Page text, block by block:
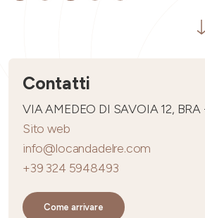
Contatti
VIA AMEDEO DI SAVOIA 12,
Sito web
info@locandadelre.com
+39 324 5948493
Come arrivare